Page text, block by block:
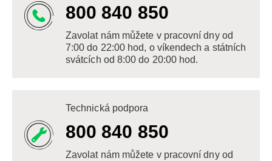
800 840 850
Zavolat nám můžete v pracovní dny od
7:00 do 22:00 hod, o víkendech a státních
svátcích od 8:00 do 20:00 hod.
Technická podpora
800 840 850
Zavolat nám můžete v pracovní dny od